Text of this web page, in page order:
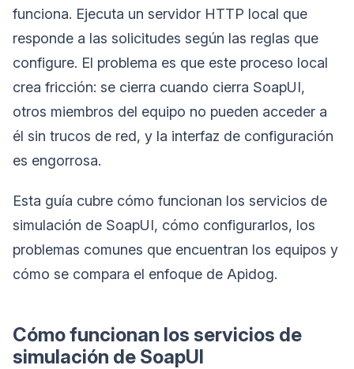
funciona. Ejecuta un servidor HTTP local que
responde a las solicitudes según las reglas que
configure. El problema es que este proceso local
crea fricción: se cierra cuando cierra SoapUI,
otros miembros del equipo no pueden acceder a
él sin trucos de red, y la interfaz de configuración
es engorrosa.
Esta guía cubre cómo funcionan los servicios de
simulación de SoapUI, cómo configurarlos, los
problemas comunes que encuentran los equipos y
cómo se compara el enfoque de Apidog.
Cómo funcionan los servicios de
simulación de SoapUI